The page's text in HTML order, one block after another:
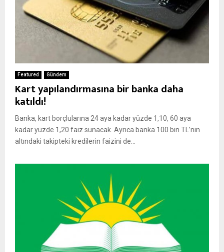
Featured Gündem
Kart yapılandırmasına bir banka daha
katıldı!
Banka, kart borçlularına 24 aya kadar yüzde 1,10, 60 aya
kadar yüzde 1,20 faiz sunacak. Ayrıca banka 100 bin TL’nin
altındaki takipteki kredilerin faizini de...